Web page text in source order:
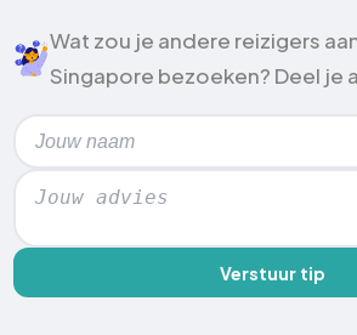
Wat zou je andere reizigers
Singapore bezoeken? Deel je
Verstuur tip